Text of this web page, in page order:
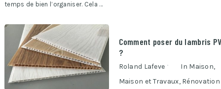
temps de bien l’organiser. Cela …
Comment poser du lambris
?
Roland Lafeve In Maison,
Maison et Travaux,